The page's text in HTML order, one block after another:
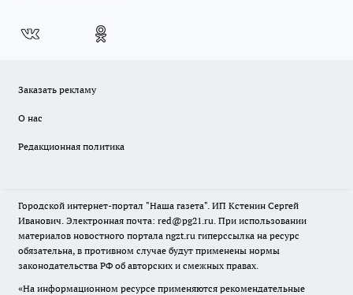
Заказать рекламу
О нас
Редакционная политика
Городской интернет-портал "Наша газета". ИП Кстенин Сергей
Иванович. Электронная почта: red@pg21.ru. При использовании
материалов новостного портала ngzt.ru гиперссылка на ресурс
обязательна, в противном случае будут применены нормы
законодательства РФ об авторских и смежных правах.
«На информационном ресурсе применяются рекомендательные